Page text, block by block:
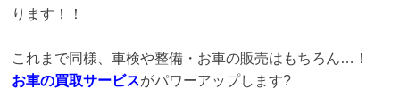
ります！！
これまで同様、車検や整備・お車の販売はもちろん…！
お車の買取サービスがパワーアップします?